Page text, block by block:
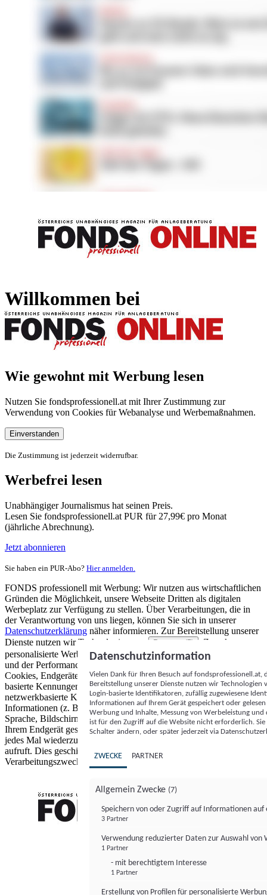
Willkommen bei
Wie gewohnt mit Werbung lesen
Nutzen Sie fondsprofessionell.at mit Ihrer Zustimmung zur
Verwendung von Cookies für Webanalyse und Werbemaßnahmen.
Einverstanden
Die Zustimmung ist jederzeit widerrufbar.
Werbefrei lesen
Unabhängiger Journalismus hat seinen Preis.
Lesen Sie fondsprofessionell.at PUR für 27,99€ pro Monat
(jährliche Abrechnung).
Jetzt abonnieren
Sie haben ein PUR-Abo? Hier anmelden.
FONDS professionell mit Werbung: Wir nutzen aus wirtschaftlichen
Gründen die Möglichkeit, unsere Webseite Dritten als digitalen
Werbeplatz zur Verfügung zu stellen. Über Verarbeitungen, die in
der Verantwortung von uns liegen, können Sie sich in unserer
Datenschutzerklärung näher informieren. Zur Bereitstellung unserer
Dienste nutzen wir Technologien von
Partnern (5)
. Zwecke:
personalisierte Werbung und Inhalte, Messung von Werbeleistung
und der Performance von Inhalten sowie Zielgruppenforschung.
Cookies, Endgeräte- oder ähnliche Online-Kennungen (z. B. login-
basierte Kennungen, zufällig generierte Kennungen,
netzwerkbasierte Kennungen) können zusammen mit anderen
Informationen (z. B. Browsertyp und Browserinformationen,
Sprache, Bildschirmgröße, unterstützte Technologien usw.) auf
Ihrem Endgerät gespeichert oder von dort ausgelesen werden, um es
jedes Mal wiederzuerkennen, wenn es eine App oder einer Webseite
aufruft. Dies geschieht für einen oder mehrere der hier aufgeführten
Verarbeitungszwecke.
Datenschutzinformation
Vielen Dank für Ihren Besuch auf
Bereitstellung unserer Dienste nutzen wir Technologien
Login-basierte Identifikatoren, zufällig zugewiesene
Informationen auf Ihrem Gerät gespeichert oder
Werbung und Inhalte, Messung von Werbeleistung
ist für den Zugriff auf die Website nicht erforderlich.
Schalter ändern, oder später jederzeit via
ZWECKE PARTNER
Allgemein Zwecke (7)
Speichern von oder Zugriff auf Informationen auf
3 Partner
Verwendung reduzierter Daten zur Auswahl von
1 Partner
- mit berechtigtem Interesse
1 Partner
Erstellung von Profilen für personalisierte
FONDS professionell